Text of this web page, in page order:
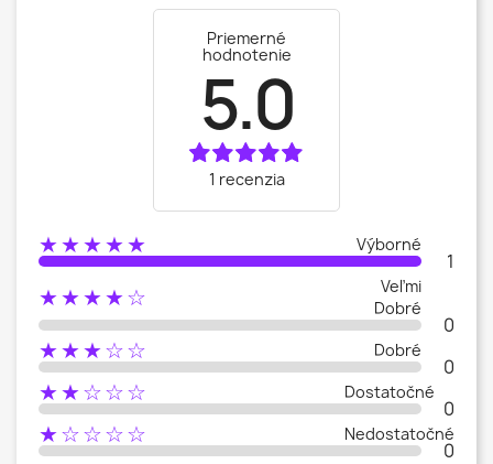
Priemerné
hodnotenie
5.0
1 recenzia
★★★★★ Výborné
1
★★★★☆
Veľmi
Dobré
0
★★★☆☆
Dobré
0
★★☆☆☆
Dostatočné
0
★☆☆☆☆
Nedostatočné
0